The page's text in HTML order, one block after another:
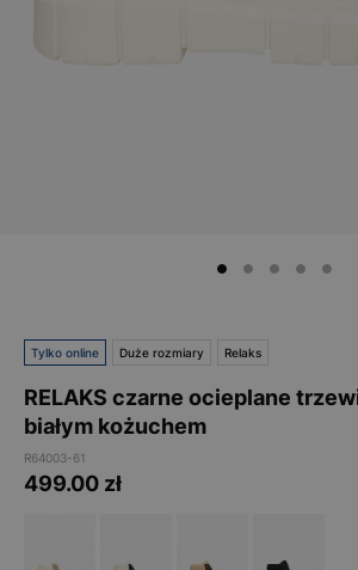
Tylko online Duże rozmiary Relaks
RELAKS czarne ocieplane
białym kożuchem
R64003-61
499.00 zł